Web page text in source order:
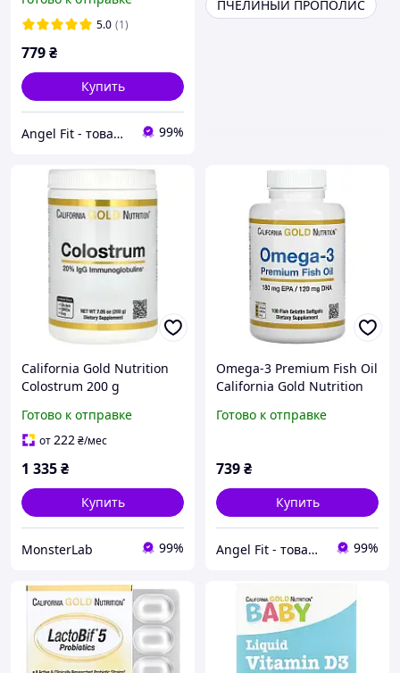
5.0 (1)
779₴
Купить
Angel Fit - товари для здоров'я, спорту та активного життя 99%
ПЧЕЛИНЫЙ ПРОПОЛИС
California Gold Nutrition
Colostrum 200 g
Готово к отправке
от222₴/мес
1 335₴
Купить
MonsterLab 99%
Omega-3 Premium Fish Oil
California Gold Nutrition
Готово к отправке
739₴
Купить
Angel Fit - товари для здоров'я, спорту та активного життя 99%